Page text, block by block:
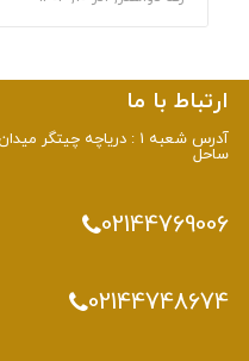
ارتباط با ما
آدرس شعبه 1 : دریاچه چیتگر میدان
ساحل
02144769006
02144748674